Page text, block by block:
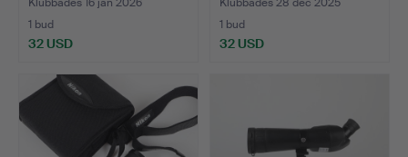
1 bud
32 USD
1 bud
32 USD